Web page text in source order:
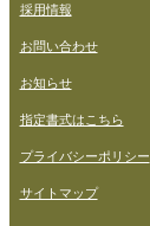
採用情報
お問い合わせ
お知らせ
指定書式はこちら
プライバシーポリシー
サイトマップ